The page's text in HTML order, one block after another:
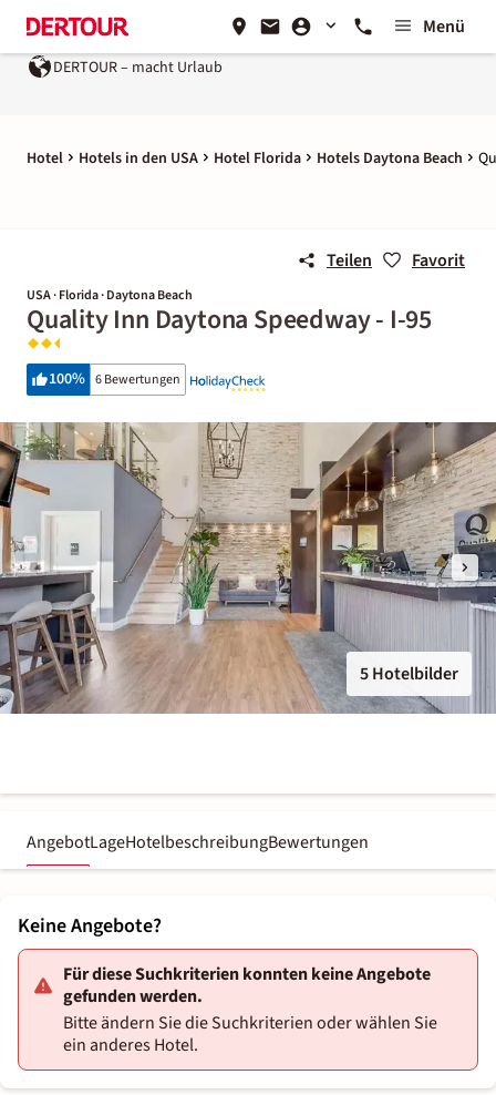
Menü
DERTOUR – macht Urlaub
Hotel Hotels in den USA Hotel Florida Hotels Daytona Beach
Teilen Favorit
USA · Florida · Daytona Beach
Quality Inn Daytona Speedway - I-95
100% 6 Bewertungen
5 Hotelbilder
AngebotLageHotelbeschreibungBewertungen
Keine Angebote?
Für diese Suchkriterien konnten keine Angebote
gefunden werden.
Bitte ändern Sie die Suchkriterien oder wählen Sie
ein anderes Hotel.